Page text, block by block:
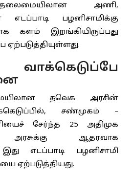
அணி,
எடப்பாடி பழனிசாமிக்கு
களம் இறங்கியிருப்பது
வாக்கெடுப்பே
தவெக அரசின்
சண்முகம் –
சேர்ந்த 25 அதிமுக
அரசுக்கு ஆதரவாக
எடப்பாடி பழனிசாமி
ஏற்படுத்தியது.